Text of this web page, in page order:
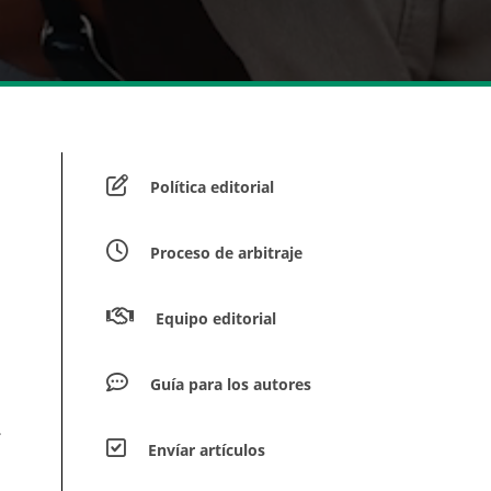
Política editorial
Proceso de arbitraje
Equipo editorial
Guía para los autores
Envíar artículos